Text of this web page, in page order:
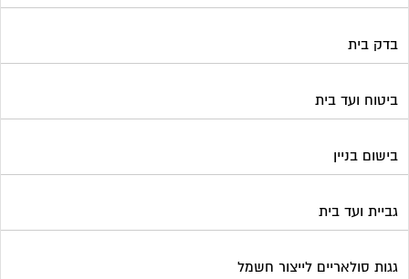
בדק בית
ביטוח ועד בית
בישום בניין
גביית ועד בית
גגות סולאריים לייצור חשמל